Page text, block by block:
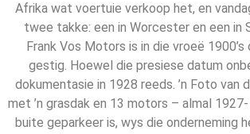
Afrika wat voertuie verkoop het, en
twee takke: een in Worcester en een in
Frank Vos Motors is in die vroeë 1900’s
gestig. Hoewel die presiese datum
dokumentasie in 1928 reeds. ’n Foto van
met ’n grasdak en 13 motors – almal
buite geparkeer is, wys die onderneming